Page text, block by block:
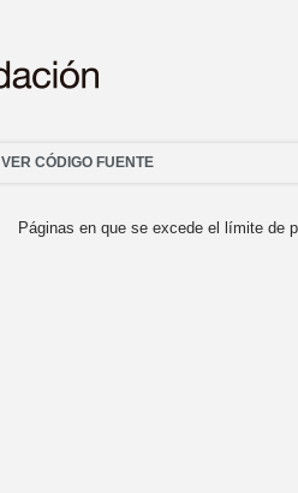
VER CÓDIGO FUENTE
Páginas en que se excede el límite de